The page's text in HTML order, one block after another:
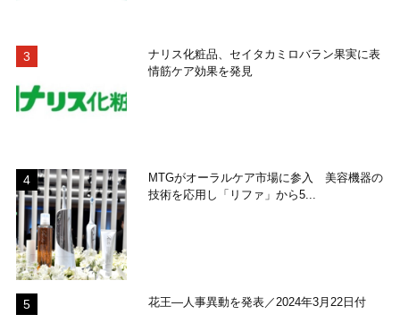
ナリス化粧品、セイタカミロバラン果実に表
情筋ケア効果を発見
MTGがオーラルケア市場に参入 美容機器の
技術を応用し「リファ」から5...
花王―人事異動を発表／2024年3月22日付